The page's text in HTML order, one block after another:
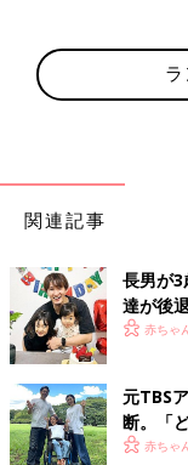
そんな時、お友だ
いきや…。
「プール中にうんち
「プールサイドに出
「10カ月の頃、海遊
に。うんちしてまし
低月齢の頃は、水着
生的なことから何歳
とはいっても、「10
多数います。
関連記事
長男が3
達が後
プロバ
赤ちゃ
元TBS
断。「
らこそ
赤ちゃ